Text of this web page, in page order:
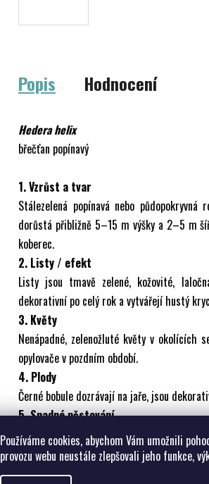
Používáme cookies, abychom Vám umožnili
provozu webu neustále zlepšovali jeho funkce,
Popis Hodnocení
Hedera helix
břečťan popínavý
1. Vzrůst a tvar
Stálezelená popínavá nebo
dorůstá přibližně 5–15 m výšky a 2–5 m
koberec.
2. Listy / efekt
Listy jsou tmavě zelené, kožovité,
dekorativní po celý rok a vytvářejí hustý
3. Květy
Nenápadné, zelenožluté květy v okolících
opylovače v pozdním období.
4. Plody
Černé bobule dozrávají na jaře, jsou
5. Snadné pěstování
Velmi nenáročná rostlina, roste v běžné
zvládá sucho i městské prostředí.
6. Praktičnost v zahradě